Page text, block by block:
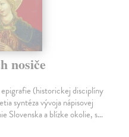
nosiče
(historickej disciplíny
syntéza vývoja nápisovej
Slovenska a blízke okolie, s…